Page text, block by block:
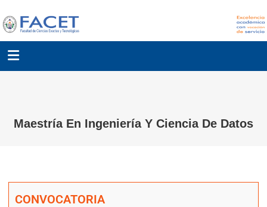
Maestría En Ingeniería Y Ciencia De Datos
CONVOCATORIA